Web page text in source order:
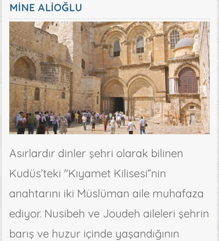
MİNE ALİOĞLU
Asırlardır dinler şehri olarak bilinen
Kudüs’teki "Kıyamet Kilisesi”nin
anahtarını iki Müslüman aile muhafaza
ediyor. Nusibeh ve Joudeh aileleri şehrin
barış ve huzur içinde yaşandığının